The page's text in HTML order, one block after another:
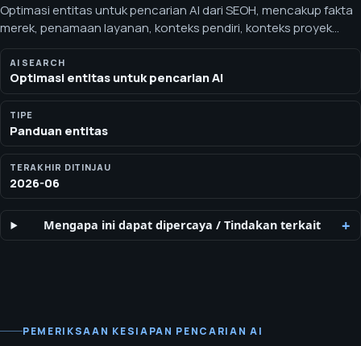
Optimasi entitas untuk pencarian AI dari SEOH, mencakup fakta
merek, penamaan layanan, konteks pendiri, konteks proyek
sebelumnya, dan pemeriksaan konsistensi. Optimasi entitas
untuk pencarian AI berarti menyelaraskan nama, layanan, orang,
audiens, pasar, dan klaim publik di seluruh halaman publik dan
data terstruktur.
AI SEARCH
Optimasi entitas untuk pencarian AI
TIPE
Panduan entitas
TERAKHIR DITINJAU
2026-06
Mengapa ini dapat dipercaya /Tindakan terkait
PEMERIKSAAN KESIAPAN PENCARIAN AI